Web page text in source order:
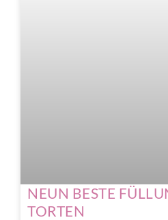
NEUN BESTE
TORTEN